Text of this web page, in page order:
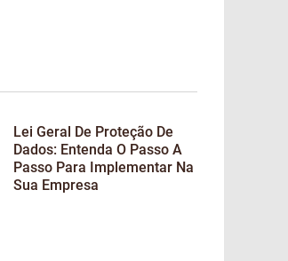
Lei Geral De Proteção De
Dados: Entenda O Passo A
Passo Para Implementar Na
Sua Empresa